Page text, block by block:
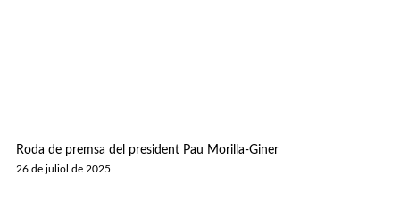
Roda de premsa del president Pau Morilla-Giner
26 de juliol de 2025